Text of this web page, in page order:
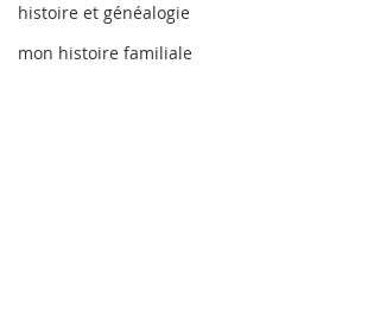
histoire et généalogie
mon histoire familiale